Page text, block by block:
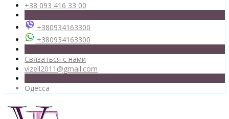
+38 093 416 33 00
+380934163300
+380934163300
Связаться с нами
vizell2011@gmail.com
Одесса